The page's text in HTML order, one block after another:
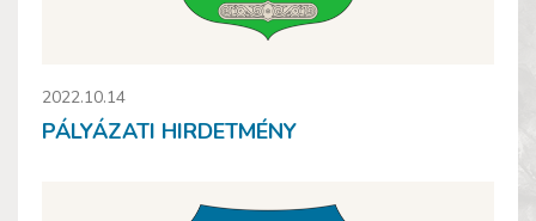
2022.10.14
PÁLYÁZATI HIRDETMÉNY